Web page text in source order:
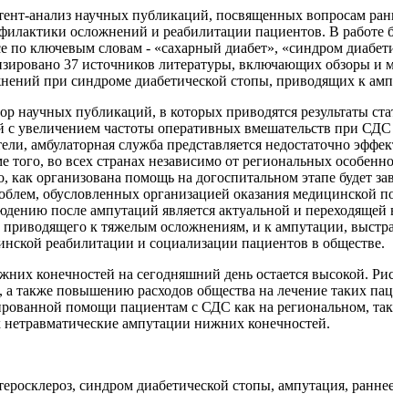
анализ научных публикаций, посвященных вопросам
осложнений и реабилитации пациентов. В
ключевым словам - «сахарный диабет», «синдром
37 источников литературы, включающих обзоры
при синдроме диабетической стопы, приводящих к
научных публикаций, в которых приводятся
увеличением частоты оперативных вмешательств при
амбулаторная служба представляется недостаточно
во всех странах неза­висимо от региональных
как организована помощь на догоспитальном этапе будет
обусловленных организацией оказания
после ампутаций является актуальной и
к тяжелым осложнениям, и к ампутации,
реабилитации и социализации пациентов в обществе.
конечностей на сегодняшний день остается высокой.
также повышению расходов общества на лечение таких
помощи пациентам с СДС как на региональном,
ампутации нижних конечностей.
синдром диабетической стопы, ампутация,